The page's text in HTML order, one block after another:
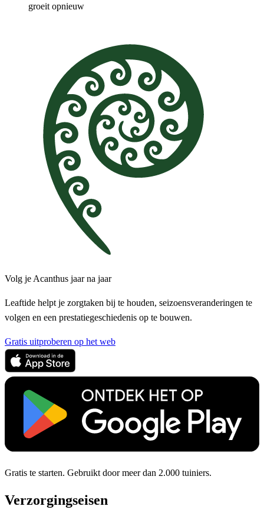
groeit opnieuw
Volg je Acanthus jaar na jaar
Leaftide helpt je zorgtaken bij te houden, seizoensveranderingen te
volgen en een prestatiegeschiedenis op te bouwen.
Gratis uitproberen op het web
Gratis te starten. Gebruikt door meer dan 2.000 tuiniers.
Verzorgingseisen